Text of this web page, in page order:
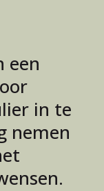
een
in te
nemen